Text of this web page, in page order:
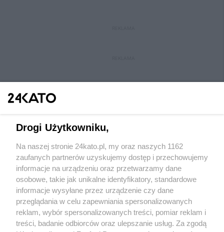
Wydawca mediów lokalnych
Nie zapomnij
zapoznać się z:
polityką prywatności regulamin korzystania z portali
Drogi Użytkowniku,
Na naszej stronie 24kato.pl, my oraz naszych 1162
zaufanych partnerów uzyskujemy dostęp i przechowujemy
informacje na urządzeniu oraz przetwarzamy dane
osobowe, takie jak unikalne identyfikatory, standardowe
informacje wysyłane przez urządzenie czy dane
przeglądania w celu zapewniania spersonalizowanych
reklam, wybór spersonalizowanych treści, pomiar reklam i
treści, badanie odbiorców oraz ulepszanie usług. Za zgodą